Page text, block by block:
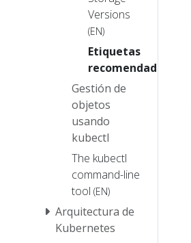
Versions
(EN)
Etiquetas
recomendadas
Gestión de
objetos
usando
kubectl
The kubectl
command-line
tool (EN)
Arquitectura de
Kubernetes